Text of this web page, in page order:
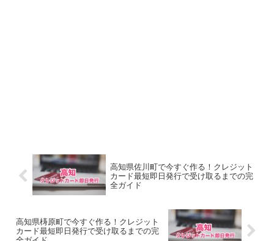
高知県佐川町で今すぐ作る！クレジット
カード最短即日発行で受け取るまでの完
全ガイド
高知県梼原町で今すぐ作る！クレジット
カード最短即日発行で受け取るまでの完